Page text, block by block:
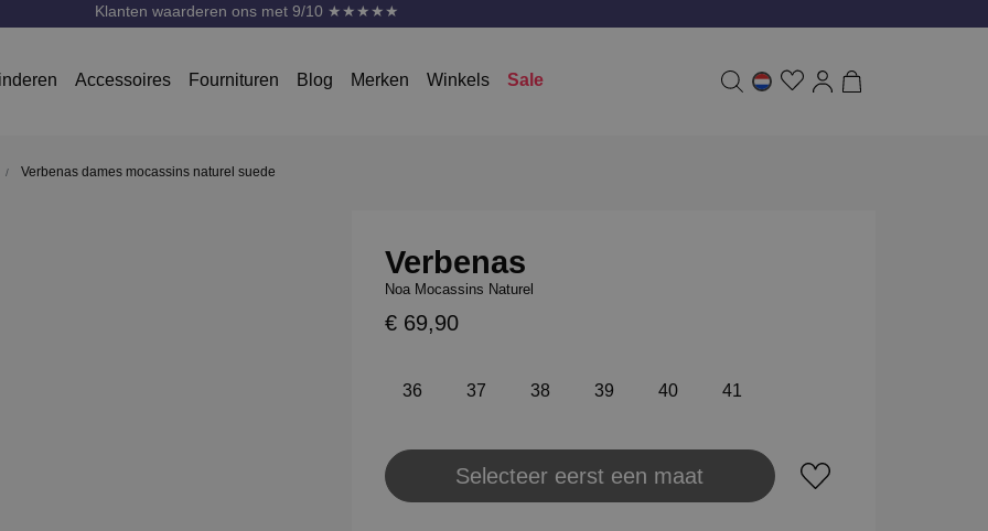
Klanten waarderen ons met 9/10 ★★★★★
Accessoires Fournituren Blog Merken Winkels Sale
Verbenas dames mocassins naturel suede
Verbenas
Noa Mocassins Naturel
€ 69,90
36 37 38 39 40 41
Plaats in winkeltas
Selecteer eerst een maat